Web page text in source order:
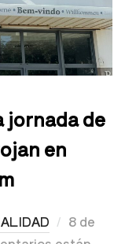
jornada de
en
8 de